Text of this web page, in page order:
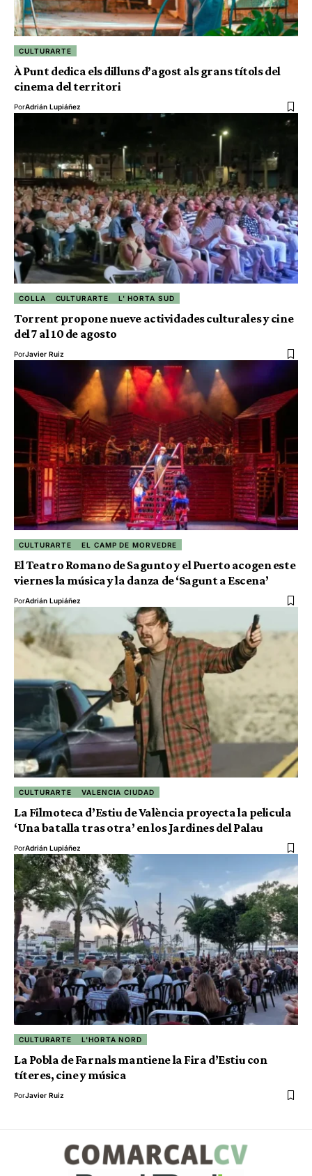
CULTURARTE
À Punt dedica els dilluns d’agost als grans títols del
cinema del territori
PorAdrián Lupiáñez
COLLA CULTURARTE L' HORTA SUD
Torrent propone nueve actividades culturales y cine
del 7 al 10 de agosto
PorJavier Ruiz
CULTURARTE EL CAMP DE MORVEDRE
El Teatro Romano de Sagunto y el Puerto acogen este
viernes la música y la danza de ‘Sagunt a Escena’
PorAdrián Lupiáñez
CULTURARTE VALENCIA CIUDAD
La Filmoteca d’Estiu de València proyecta la pelicula
‘Una batalla tras otra’ en los Jardines del Palau
PorAdrián Lupiáñez
CULTURARTE L'HORTA NORD
La Pobla de Farnals mantiene la Fira d’Estiu con
títeres, cine y música
PorJavier Ruiz